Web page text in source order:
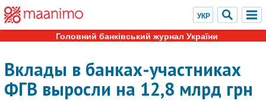
Головний банківський журнал України
Вклады в банках-участниках
ФГВ выросли на 12,8 млрд грн